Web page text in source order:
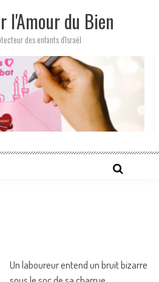
l'Amour du Bien
des enfants d'Israël
Un laboureur entend un bruit bizarre